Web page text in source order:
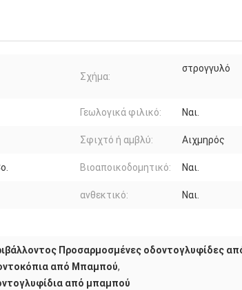
Σχήμα:
στρογγυλό
Γεωλογικά φιλικό: Ναι.
Σφιχτό ή αμβλύ: Αιχμηρός
Βιοαποικοδομητικό: Ναι.
ανθεκτικό: Ναι.
Προσαρμοσμένες οδοντογλυφίδες
από Μπαμπού,
από μπαμπού